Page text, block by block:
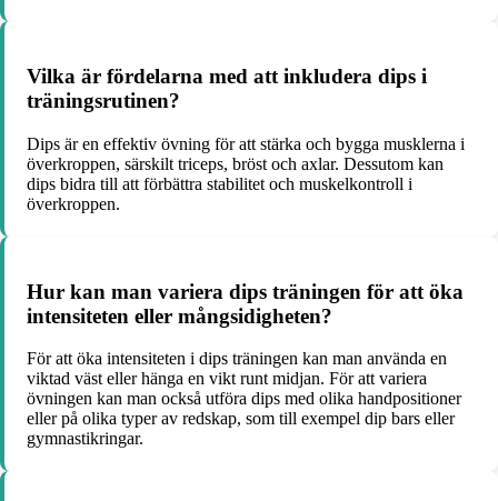
Vilka är fördelarna med att inkludera dips i
träningsrutinen?
Dips är en effektiv övning för att stärka och bygga musklerna i
överkroppen, särskilt triceps, bröst och axlar. Dessutom kan
dips bidra till att förbättra stabilitet och muskelkontroll i
överkroppen.
Hur kan man variera dips träningen för att öka
intensiteten eller mångsidigheten?
För att öka intensiteten i dips träningen kan man använda en
viktad väst eller hänga en vikt runt midjan. För att variera
övningen kan man också utföra dips med olika handpositioner
eller på olika typer av redskap, som till exempel dip bars eller
gymnastikringar.